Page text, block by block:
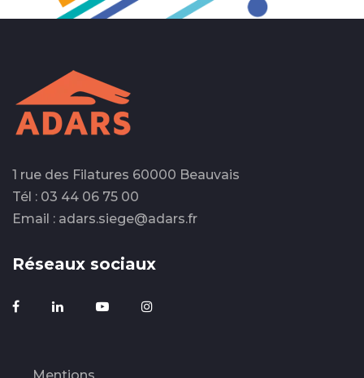
1 rue des Filatures 60000 Beauvais
Tél : 03 44 06 75 00
Email : adars.siege@adars.fr
Réseaux sociaux
Mentions